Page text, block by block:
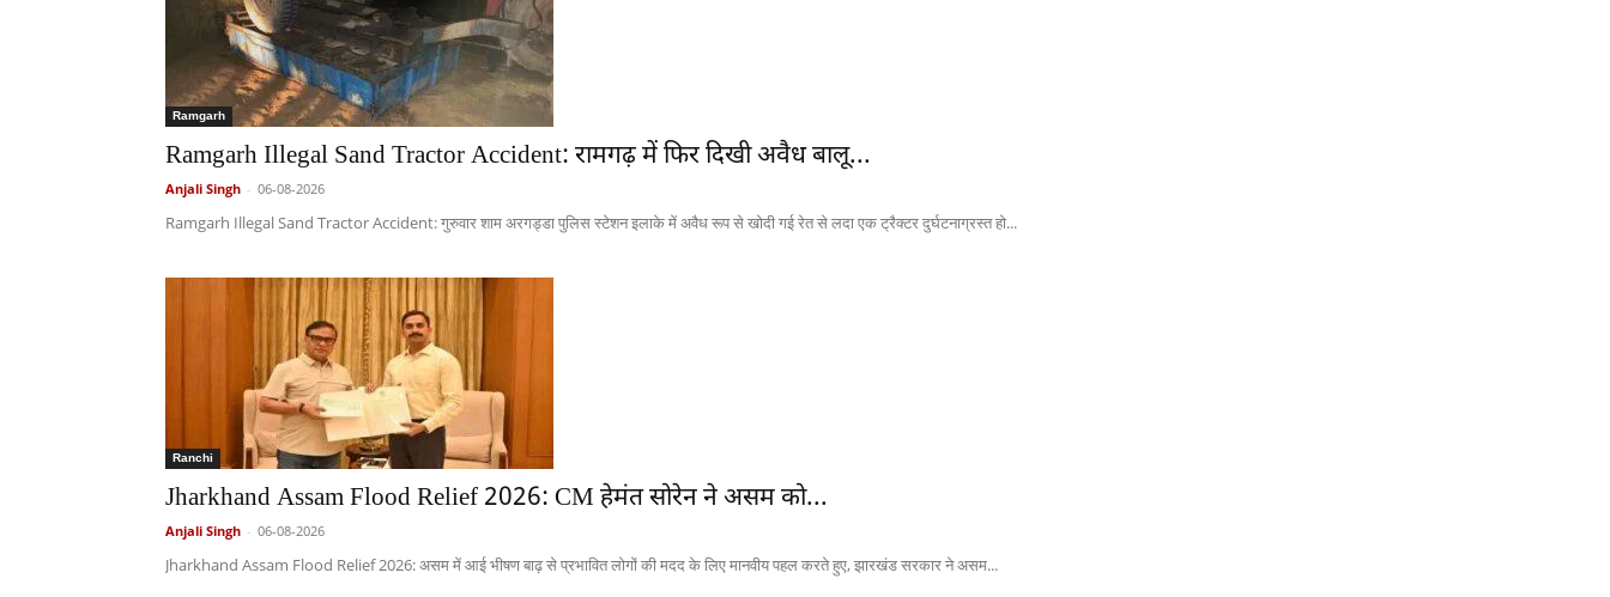
Ramgarh
Ramgarh Illegal Sand Tractor Accident: रामगढ़ में फिर दिखी अवैध बालू...
Anjali Singh - 06-08-2026
Ramgarh Illegal Sand Tractor Accident: गुरुवार शाम अरगड्डा पुलिस स्टेशन इलाके में अवैध रूप से खोदी गई रेत से लदा एक ट्रैक्टर दुर्घटनाग्रस्त हो...
Ranchi
Jharkhand Assam Flood Relief 2026: CM हेमंत सोरेन ने असम को...
Anjali Singh - 06-08-2026
Jharkhand Assam Flood Relief 2026: असम में आई भीषण बाढ़ से प्रभावित लोगों की मदद के लिए मानवीय पहल करते हुए, झारखंड सरकार ने असम...